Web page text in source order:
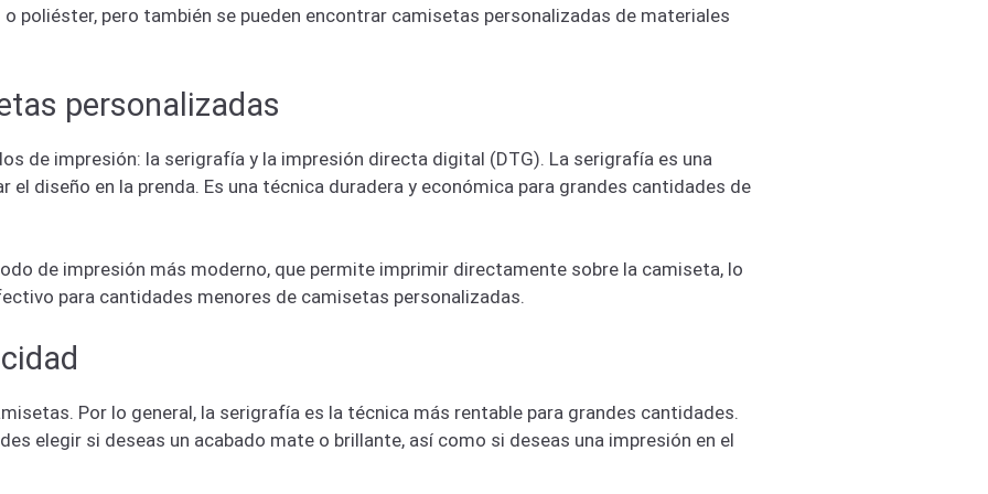
poliéster, pero también se pueden encontrar camisetas personalizadas de materiales
personalizadas
de impresión: la serigrafía y la impresión directa digital (DTG). La serigrafía es una
diseño en la prenda. Es una técnica duradera y económica para grandes cantidades de
de impresión más moderno, que permite imprimir directamente sobre la camiseta, lo
para cantidades menores de camisetas personalizadas.
Por lo general, la serigrafía es la técnica más rentable para grandes cantidades.
elegir si deseas un acabado mate o brillante, así como si deseas una impresión en el